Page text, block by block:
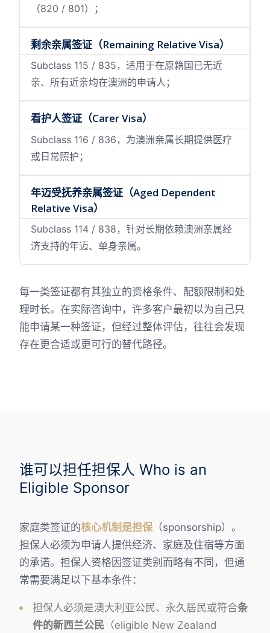
（820 / 801）；
剩余亲属签证（Remaining Relative Visa）
Subclass 115 / 835，适用于在原籍国已无近
亲、所有近亲均在澳洲的申请人；
看护人签证（Carer Visa）
Subclass 116 / 836，为澳洲亲属长期提供医疗
或日常照护；
年迈受抚养亲属签证（Aged Dependent
Relative Visa）
Subclass 114 / 838，针对长期依赖澳洲亲属经
济支持的年迈、单身亲属。
每一类签证都有其独立的资格条件、配额限制和处
理时长。在实际咨询中，许多客户最初以为自己只
能申请某一种签证，但经过整体评估，往往会发现
存在更合适或更可行的替代路径。
谁可以担任担保人 Who is an
Eligible Sponsor
家庭类签证的核心机制是担保 （sponsorship）。
担保人必须为申请人提供经济、家庭及住宿等方面
的承诺。担保人资格因签证类别而略有不同，但通
常需要满足以下基本条件：
担保人必须是澳大利亚公民、永久居民或符合条
件的新西兰公民 （eligible New Zealand